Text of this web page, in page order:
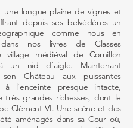
une longue plaine de vignes et
depuis ses belvédères un
comme nous en
dans nos livres de Classes
village médiéval de Cornillon
un nid d’aigle. Maintenant
son Château aux puissantes
à l’enceinte presque intacte,
très grandes richesses, dont le
Clément VI. Une scène et des
aménagés dans sa Cour où,